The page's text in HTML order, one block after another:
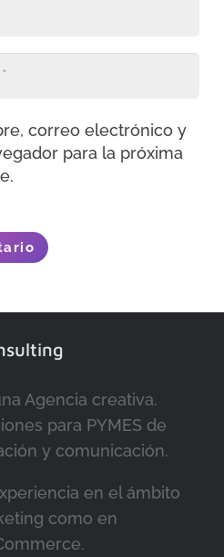
correo electrónico y
para la próxima
Agencia creativa.
para PYMES de
y comunicación.
en el ámbito
como en